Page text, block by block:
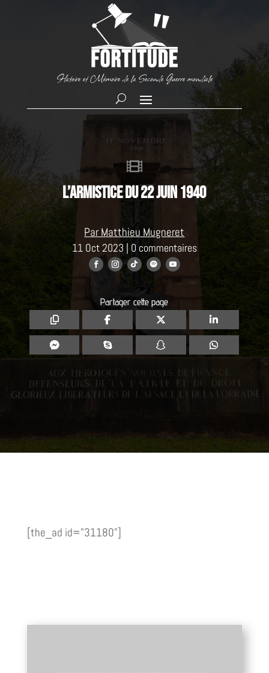
Histoire et Mémoire de la Seconde Guerre mondiale

L’Armistice du 22 juin 1940
Par Matthieu Mugneret
11 Oct 2023 | 0 commentaires
Partager cette page
[the_ad id="31180"]